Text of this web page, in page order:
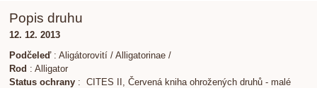
Popis druhu
12. 12. 2013
Podčeleď: Aligátorovití / Alligatorinae /
Rod : Alligator
Status ochrany : CITES II, Červená kniha ohrožených druhů - malé